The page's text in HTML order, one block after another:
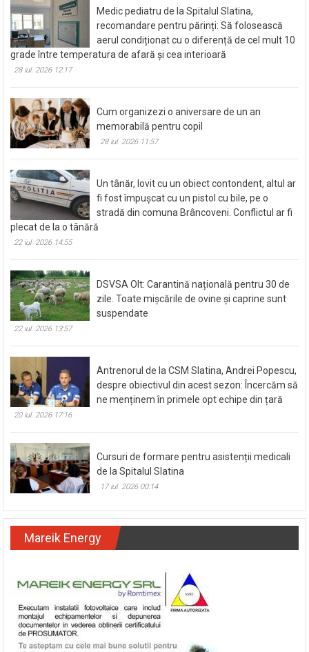
Medic pediatru de la Spitalul Slatina,
recomandare pentru părinți: Să folosească
aerul condiționat cu o diferență de cel mult 10
grade între temperatura de afară și cea interioară
28 iul. 2026 12:17
Cum organizezi o aniversare de un an
memorabilă pentru copil
28 iul. 2026 11:57
Un tânăr, lovit cu un obiect contondent, altul ar
fi fost împușcat cu un pistol cu bile, pe o
stradă din comuna Brâncoveni. Conflictul ar fi
plecat de la o tânără
22 iul. 2026 14:55
DSVSA Olt: Carantină națională pentru 30 de
zile. Toate mișcările de ovine și caprine sunt
suspendate
22 iul. 2026 13:57
Antrenorul de la CSM Slatina, Andrei Popescu,
despre obiectivul din acest sezon: Încercăm să
ne menținem în primele opt echipe din țară
20 iul. 2026 17:16
Cursuri de formare pentru asistenții medicali
de la Spitalul Slatina
17 iul. 2026 00:14
Mareik Energy